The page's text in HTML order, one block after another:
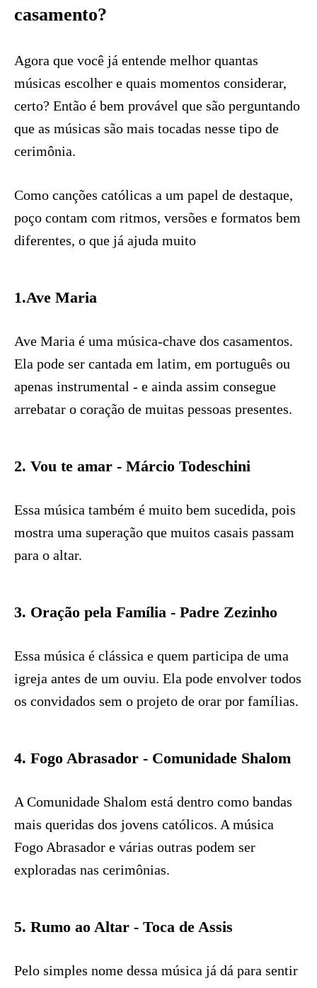
casamento?
Agora que você já entende melhor quantas
músicas escolher e quais momentos considerar,
certo? Então é bem provável que são perguntando
que as músicas são mais tocadas nesse tipo de
cerimônia.
Como canções católicas a um papel de destaque,
poço contam com ritmos, versões e formatos bem
diferentes, o que já ajuda muito
1.Ave Maria
Ave Maria é uma música-chave dos casamentos.
Ela pode ser cantada em latim, em português ou
apenas instrumental - e ainda assim consegue
arrebatar o coração de muitas pessoas presentes.
2. Vou te amar - Márcio Todeschini
Essa música também é muito bem sucedida, pois
mostra uma superação que muitos casais passam
para o altar.
3. Oração pela Família - Padre Zezinho
Essa música é clássica e quem participa de uma
igreja antes de um ouviu. Ela pode envolver todos
os convidados sem o projeto de orar por famílias.
4. Fogo Abrasador - Comunidade Shalom
A Comunidade Shalom está dentro como bandas
mais queridas dos jovens católicos. A música
Fogo Abrasador e várias outras podem ser
exploradas nas cerimônias.
5. Rumo ao Altar - Toca de Assis
Pelo simples nome dessa música já dá para sentir